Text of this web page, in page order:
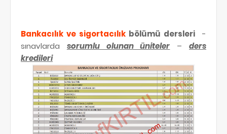
Bankacılık ve sigortacılık bölümü dersleri
-
sınavlarda sorumlu olunan üniteler –ders
kredileri